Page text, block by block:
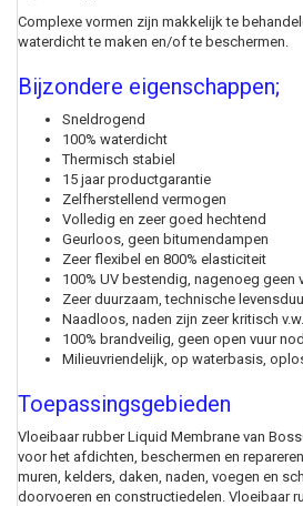
Complexe vormen zijn makkelijk te
waterdicht te maken en/of te beschermen.
Bijzondere eigenschappen;
Sneldrogend
100% waterdicht
Thermisch stabiel
15 jaar productgarantie
Zelfherstellend vermogen
Volledig en zeer goed hechtend
Geurloos, geen bitumendampen
Zeer flexibel en 800% elasticiteit
100% UV bestendig, nagenoeg geen
Zeer duurzaam, technische
Naadloos, naden zijn zeer kritisch
100% brandveilig, geen open vuur
Milieuvriendelijk, op waterbasis,
Toepassingsgebieden
Vloeibaar rubber Liquid Membrane van
voor het afdichten, beschermen en
muren, kelders, daken, naden, voegen en
doorvoeren en constructiedelen. Vloeibaar